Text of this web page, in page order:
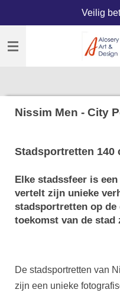
naar
Veilig
Nissim Men - City
Stadsportretten 140
Elke stadssfeer is
vertelt zijn unieke
stadsportretten op de
toekomst van de stad
De stadsportretten van
zijn een unieke